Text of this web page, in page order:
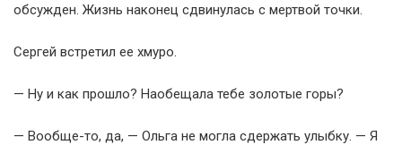
обсужден. Жизнь наконец сдвинулась с мертвой точки.
Сергей встретил ее хмуро.
— Ну и как прошло? Наобещала тебе золотые горы?
— Вообще-то, да, — Ольга не могла сдержать улыбку. — Я